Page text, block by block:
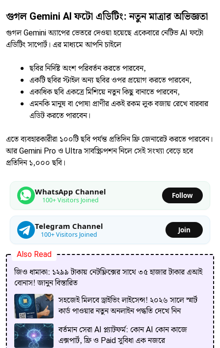
গুগল Gemini AI ফটো এডিটিং: নতুন মাত্রার অভিজ্ঞতা
গুগল Gemini অ্যাপের ভেতরে দেওয়া হয়েছে একেবারে নেটিভ AI ফটো
এডিটিং সাপোর্ট। এর মাধ্যমে আপনি চাইলে
ছবির নির্দিষ্ট অংশ পরিবর্তন করতে পারবেন,
একটি ছবির স্টাইল অন্য ছবির ওপর প্রয়োগ করতে পারবেন,
একাধিক ছবি একত্রে মিশিয়ে নতুন কিছু বানাতে পারবেন,
এমনকি মানুষ বা পোষা প্রাণীর একই রকম লুক বজায় রেখে বারবার
এডিট করতে পারবেন।
এতে ব্যবহারকারীরা ১০০টি ছবি পর্যন্ত প্রতিদিন ফ্রি জেনারেট করতে পারবেন।
আর Gemini Pro ও Ultra সাবস্ক্রিপশন নিলে সেই সংখ্যা বেড়ে হবে
প্রতিদিন ১,০০০ ছবি।
WhatsApp Channel
100+ Visitors Joined
Follow
Telegram Channel
100+ Visitors Joined
Join
Also Read
জিও ধামাকা: ১২৯৯ টাকায় নেটফ্লিক্সের সাথে ৩৫ হাজার টাকার এআই
বোনাস! জানুন বিস্তারিত
সহজেই মিলবে ড্রাইভিং লাইসেন্স! ২০২৬ সালে স্মার্ট
কার্ড পাওয়ার নতুন অনলাইন পদ্ধতি দেখে নিন
বর্তমান সেরা AI প্ল্যাটফর্ম: কোন AI কোন কাজে
এক্সপার্ট, ফ্রি ও Paid সুবিধা এক নজরে